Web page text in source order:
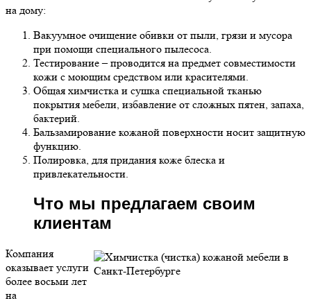
на дому:
Вакуумное очищение обивки от пыли, грязи и мусора
при помощи специального пылесоса.
Тестирование – проводится на предмет совместимости
кожи с моющим средством или красителями.
Общая химчистка и сушка специальной тканью
покрытия мебели, избавление от сложных пятен, запаха,
бактерий.
Бальзамирование кожаной поверхности носит защитную
функцию.
Полировка, для придания коже блеска и
привлекательности.
Что мы предлагаем своим
клиентам
Компания
оказывает услуги
более восьми лет
на